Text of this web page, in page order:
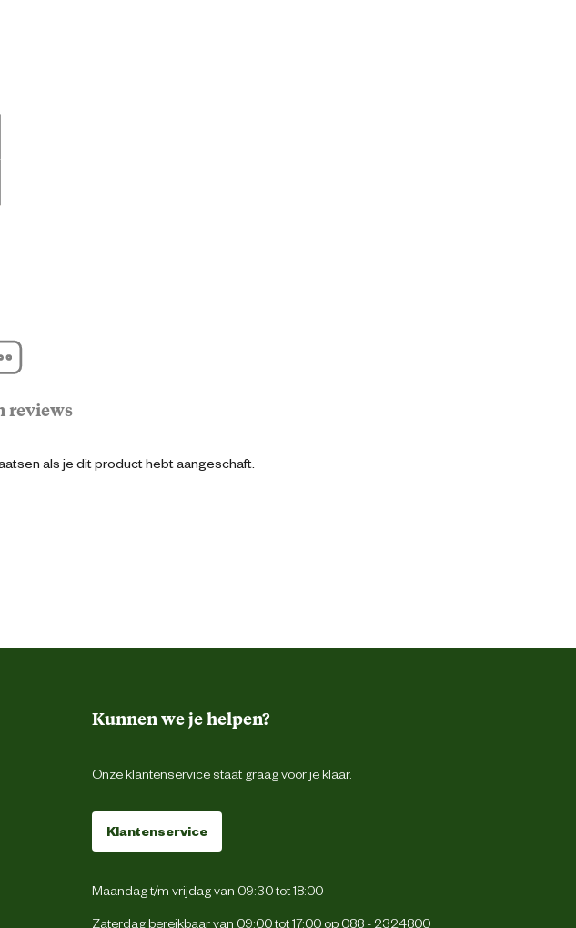
reviews
als je dit product hebt aangeschaft.
Kunnen we je helpen?
Onze klantenservice staat graag voor je klaar.
Klantenservice
Maandag t/m vrijdag van 09:30 tot 18:00
Zaterdag bereikbaar van 09:00 tot 17:00 op 088 - 2324800